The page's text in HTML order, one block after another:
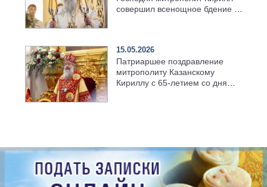
совершил всенощное бдение в
15.05.2026
Патриаршее поздравление
митрополиту Казанскому
Кириллу с 65-летием со дня